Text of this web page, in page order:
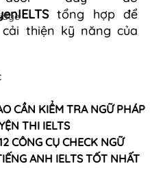
tổng hợp để
thiện kỹ năng của
CẦN KIỂM TRA NGỮ PHÁP
THI IELTS
CÔNG CỤ CHECK NGỮ
ANH IELTS TỐT NHẤT